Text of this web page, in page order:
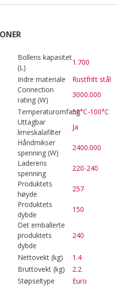
Bollens kapasitet
(L)
1.700
Indre materiale
Rustfritt stål
Connection
rating (W)
3000.000
Temperaturomfang50°C-100°C
Uttagbar
limeskalafilter
Ja
Håndmikser
spenning (W)
2400.000
Laderens
spenning
220-240
Produktets
høyde
257
Produktets
dybde
150
Det emballerte
produktets
dybde
240
Nettovekt (kg)
1.4
Bruttovekt (kg)
2.2
Støpseltype
Euro